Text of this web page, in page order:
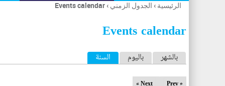
أنت
هنا
الرئيسية › الجدول الزمني ›
Events calendar
Events calendar
ا
ل
بالشهر باليوم السنة (علامة التبويب النشطة)